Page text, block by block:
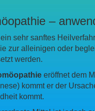
–
sehr sanftes
zur alleinigen oder
werden.
eröffnet dem
kommt er der
kommt.